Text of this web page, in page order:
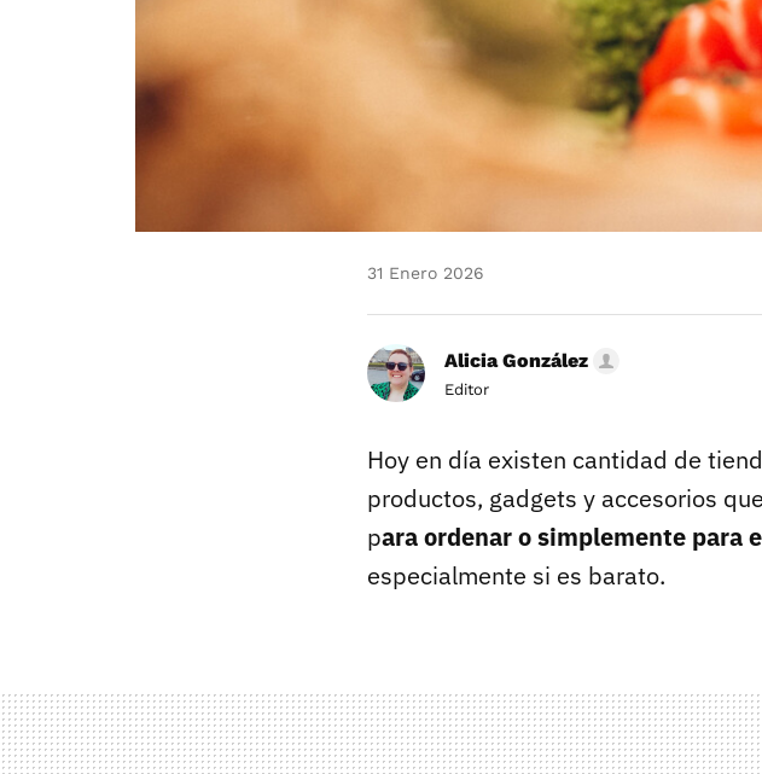
31 Enero 2026
Alicia González
Editor
Hoy en día existen cantidad de
productos, gadgets y accesorios
para ordenar o simplemente para
especialmente si es barato.